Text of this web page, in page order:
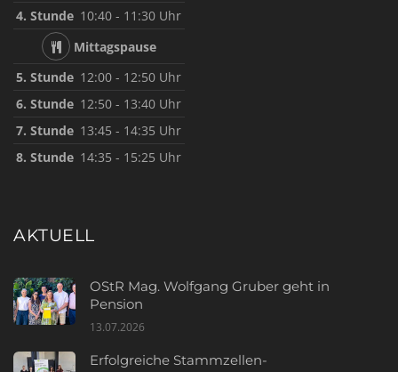
4. Stunde 10:40 - 11:30 Uhr
Mittagspause
5. Stunde 12:00 - 12:50 Uhr
6. Stunde 12:50 - 13:40 Uhr
7. Stunde 13:45 - 14:35 Uhr
8. Stunde 14:35 - 15:25 Uhr
AKTUELL
OStR Mag. Wolfgang Gruber geht in
Pension
13.07.2026
Erfolgreiche Stammzellen-